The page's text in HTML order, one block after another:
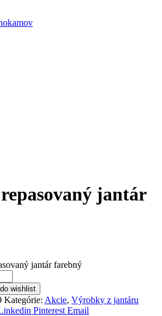
jantár
jantár farebný
wishlist
Kategórie: Akcie, Výrobky z jantáru
Pinterest Email